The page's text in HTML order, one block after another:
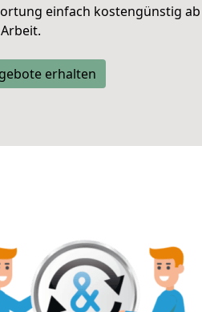
einfach kostengünstig ab
erhalten